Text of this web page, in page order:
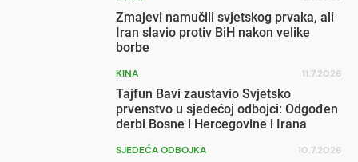
Zmajevi namučili svjetskog prvaka, ali
Iran slavio protiv BiH nakon velike
borbe
KINA 11.7.2026
Tajfun Bavi zaustavio Svjetsko
prvenstvo u sjedećoj odbojci: Odgođen
derbi Bosne i Hercegovine i Irana
SJEDEĆA ODBOJKA 10.7.2026